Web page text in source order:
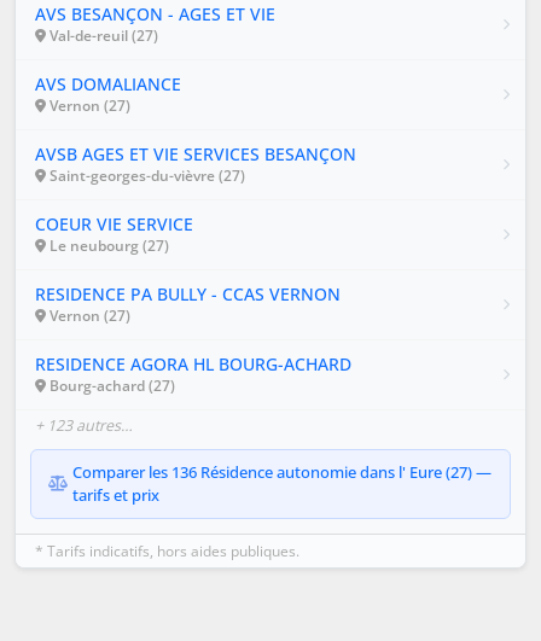
AVS BESANÇON - AGES ET VIE
Val-de-reuil (27)
AVS DOMALIANCE
Vernon (27)
AVSB AGES ET VIE SERVICES BESANÇON
Saint-georges-du-vièvre (27)
COEUR VIE SERVICE
Le neubourg (27)
RESIDENCE PA BULLY - CCAS VERNON
Vernon (27)
RESIDENCE AGORA HL BOURG-ACHARD
Bourg-achard (27)
+ 123 autres…
Comparer les 136 Résidence autonomie dans l' Eure (27) —
tarifs et prix
* Tarifs indicatifs, hors aides publiques.